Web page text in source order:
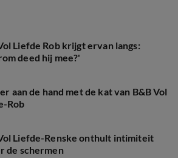
Liefde Rob krijgt ervan langs:
deed hij mee?'
aan de hand met de kat van B&B Vol
Rob
Liefde-Renske onthult intimiteit
de schermen